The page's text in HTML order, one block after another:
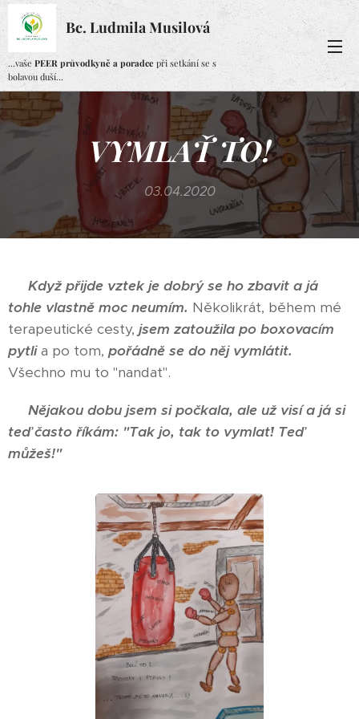
Bc. Ludmila Musilová
...vaše PEER průvodkyně a poradce při setkání se s
bolavou duší...
VYMLAŤ TO!
03.04.2020
Když přijde vztek je dobrý se ho zbavit a já
tohle vlastně moc neumím. Několikrát, během mé
terapeutické cesty, jsem zatoužila po boxovacím
pytlia po tom, pořádně se do něj vymlátit.
Všechno mu to "nandat".
Nějakou dobu jsem si počkala, ale už visí a já si
teď často říkám: "Tak jo, tak to vymlať! Teď
můžeš!"